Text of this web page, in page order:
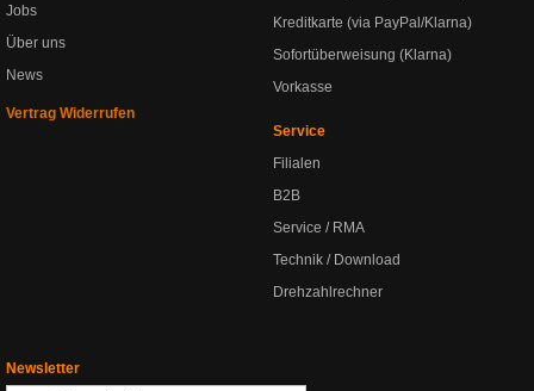
Jobs
Über uns
News
Vertrag Widerrufen
Kreditkarte (via PayPal/Klarna)
Sofortüberweisung (Klarna)
Vorkasse
Service
Filialen
B2B
Service / RMA
Technik / Download
Drehzahlrechner
Newsletter